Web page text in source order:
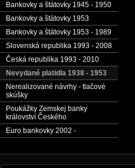
Bankovky a štátovky 1945 - 1950
Bankovky a štátovky 1953
Bankovky a štátovky 1953 - 1989
Slovenská republika 1993 - 2008
Česká republika 1993 - 2010
Nevydané platidla 1938 - 1953
Nerealizované návrhy - tlačové
skúšky
Poukážky Zemskej banky
království Českého
Euro bankovky 2002 -